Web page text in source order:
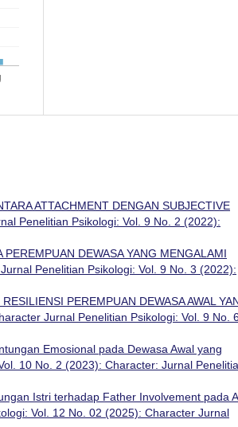
ATTACHMENT DENGAN SUBJECTIVE
Penelitian Psikologi: Vol. 9 No. 2 (2022):
DEWASA YANG MENGALAMI
Penelitian Psikologi: Vol. 9 No. 3 (2022):
PEREMPUAN DEWASA AWAL
Jurnal Penelitian Psikologi: Vol. 9 No.
Emosional pada Dewasa Awal yang
10 No. 2 (2023): Character: Jurnal
Istri terhadap Father Involvement pada
Vol. 12 No. 02 (2025): Character Jurnal